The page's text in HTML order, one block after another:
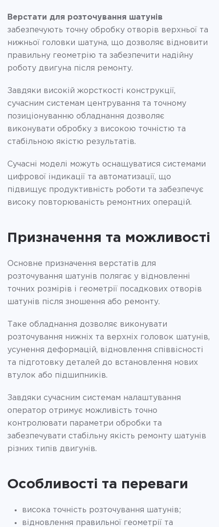
Верстати для розточування шатунів
забезпечують точну обробку отворів верхньої та
нижньої головки шатуна, що дозволяє відновити
правильну геометрію та забезпечити надійну
роботу двигуна після ремонту.
Завдяки високій жорсткості конструкції,
сучасним системам центрування та точному
позиціонуванню обладнання дозволяє
виконувати обробку з високою точністю та
стабільною якістю результатів.
Сучасні моделі можуть оснащуватися системами
цифрової індикації та автоматизації, що
підвищує продуктивність роботи та забезпечує
високу повторюваність ремонтних операцій.
Призначення та можливості
Основне призначення верстатів для
розточування шатунів полягає у відновленні
точних розмірів і геометрії посадкових отворів
шатунів після зношення або ремонту.
Таке обладнання дозволяє виконувати
розточування нижніх та верхніх головок шатунів,
усунення деформацій, відновлення співвісності
та підготовку деталей до встановлення нових
втулок або підшипників.
Завдяки сучасним системам налаштування
оператор отримує можливість точно
контролювати параметри обробки та
забезпечувати стабільну якість ремонту шатунів
різних типів двигунів.
Особливості та переваги
висока точність розточування шатунів;
відновлення правильної геометрії та